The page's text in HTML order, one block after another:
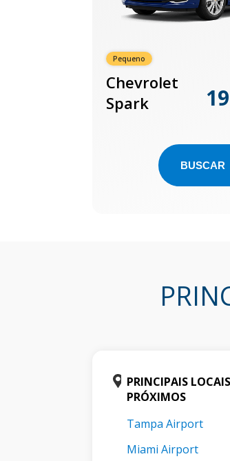
Pequeno
Chevrolet
Spark
BUSCAR
PRINCIPAIS LOCAIS
PRÓXIMOS
Tampa Airport
Miami Airport